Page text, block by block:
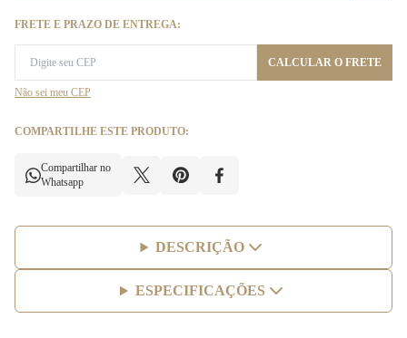
FRETE E PRAZO DE ENTREGA:
CALCULAR O FRETE
Não sei meu CEP
COMPARTILHE ESTE PRODUTO:
Compartilhar no
Whatsapp
DESCRIÇÃO
ESPECIFICAÇÕES